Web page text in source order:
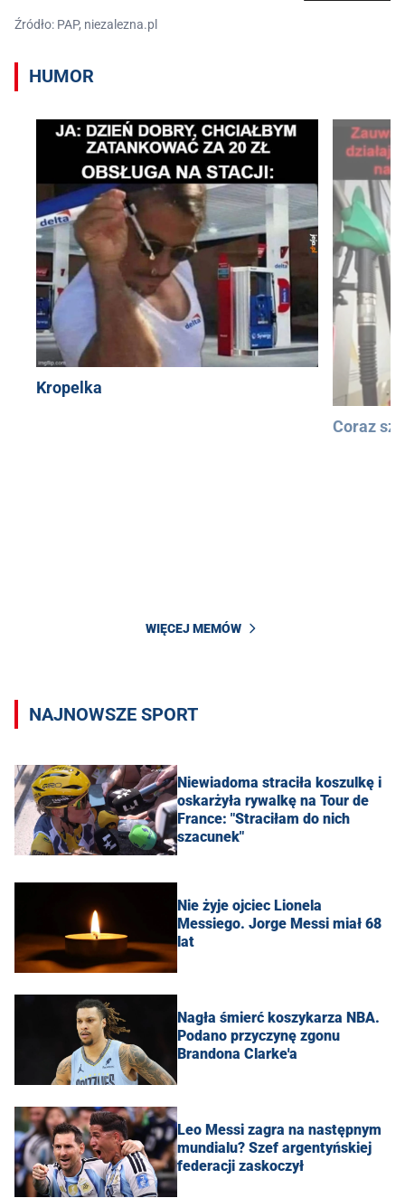
Źródło: PAP, niezalezna.pl
HUMOR
Kropelka
Coraz
WIĘCEJ MEMÓW
NAJNOWSZE SPORT
Niewiadoma straciła koszulkę i
oskarżyła rywalkę na Tour de
France: "Straciłam do nich
szacunek"
Nie żyje ojciec Lionela
Messiego. Jorge Messi miał 68
lat
Nagła śmierć koszykarza NBA.
Podano przyczynę zgonu
Brandona Clarke'a
Leo Messi zagra na następnym
mundialu? Szef argentyńskiej
federacji zaskoczył